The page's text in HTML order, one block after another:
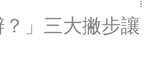
？」三大撇步讓